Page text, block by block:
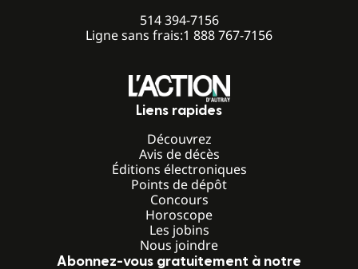
514 394-7156
Ligne sans frais:1 888 767-7156
Liens rapides
Découvrez
Avis de décès
Éditions électroniques
Points de dépôt
Concours
Horoscope
Les jobins
Nous joindre
Abonnez-vous gratuitement à notre